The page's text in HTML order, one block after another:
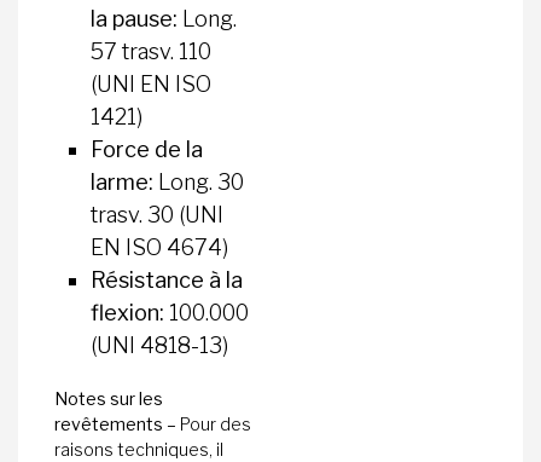
la pause: Long.
57 trasv. 110
(UNI EN ISO
1421)
Force de la
larme: Long. 30
trasv. 30 (UNI
EN ISO 4674)
Résistance à la
flexion: 100.000
(UNI 4818-13)
Notes sur les
revêtements – Pour des
raisons techniques, il